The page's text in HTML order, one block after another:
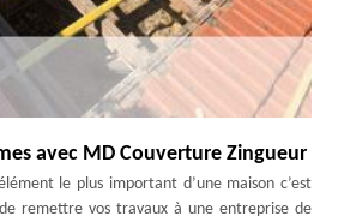
avec MD Couverture Zingueur
le plus important d’une maison c’est
remettre vos travaux à une entreprise de